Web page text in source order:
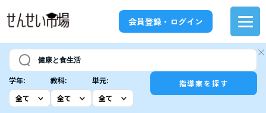
会員登録・ログイン
学年: 教科: 単元: 指導案を探す